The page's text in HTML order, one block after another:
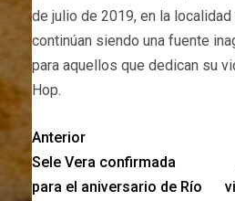
de julio de 2019, en la localidad
continúan siendo una fuente
para aquellos que dedican su
Hop.
Anterior
Sele Vera confirmada
para el aniversario de Río